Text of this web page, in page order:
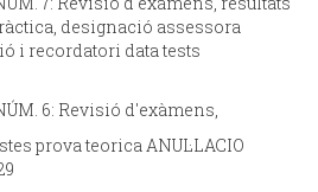
designació assessora
i recordatori data tests
6: Revisió d'exàmens,
prova teorica ANUL·LACIO